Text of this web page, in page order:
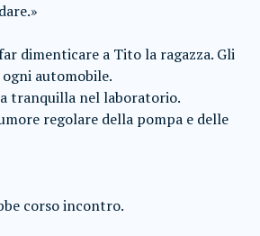
dimenticare a Tito la ragazza. Gli
automobile.
tranquilla nel laboratorio.
regolare della pompa e delle
corso incontro.